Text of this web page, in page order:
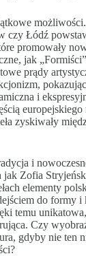
czy Łódź
promowały
jak
prądy
i
europejskiego
zyskiwały
i
Zofia
elementy
do formy i
temu unikatowa,
Czy
gdyby nie ten